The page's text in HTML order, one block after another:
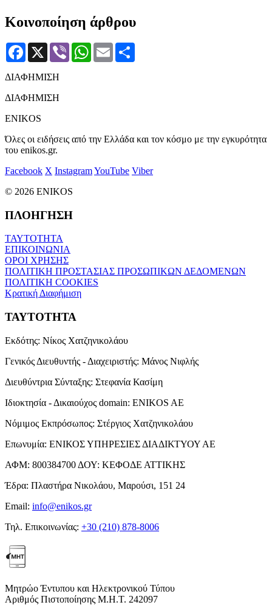
Κοινοποίηση άρθρου
Facebook
X Viber WhatsApp
Email
ΔΙΑΦΗΜΙΣΗ
ΔΙΑΦΗΜΙΣΗ
ENIKOS
Όλες οι ειδήσεις από την Ελλάδα και τον κόσμο με την εγκυρότητα
του enikos.gr.
Facebook X InstagramYouTube Viber
© 2026 ENIKOS
ΠΛΟΗΓΗΣΗ
ΤΑΥΤΟΤΗΤΑ
ΕΠΙΚΟΙΝΩΝΙΑ
ΟΡΟΙ ΧΡΗΣΗΣ
ΠΟΛΙΤΙΚΗ ΠΡΟΣΤΑΣΙΑΣ ΠΡΟΣΩΠΙΚΩΝ ΔΕΔΟΜΕΝΩΝ
ΠΟΛΙΤΙΚΗ COOKIES
Κρατική Διαφήμιση
ΤΑΥΤΟΤΗΤΑ
Εκδότης: Νίκος Χατζηνικολάου
Γενικός Διευθυντής - Διαχειριστής: Μάνος Νιφλής
Διευθύντρια Σύνταξης: Στεφανία Κασίμη
Ιδιοκτησία - Δικαιούχος domain: ENIKOS AE
Νόμιμος Εκπρόσωπος: Στέργιος Χατζηνικολάου
Επωνυμία: ΕΝΙΚΟΣ ΥΠΗΡΕΣΙΕΣ ΔΙΑΔΙΚΤΥΟΥ ΑΕ
ΑΦΜ: 800384700 ΔΟΥ: ΚΕΦΟΔΕ ΑΤΤΙΚΗΣ
Έδρα: Πλαστήρα Νικολάου, Μαρούσι, 151 24
Email: info@enikos.gr
Τηλ. Επικοινωνίας: +30 (210) 878-8006
Μητρώο Έντυπου και Ηλεκτρονικού Τύπου
Αριθμός Πιστοποίησης Μ.Η.Τ. 242097